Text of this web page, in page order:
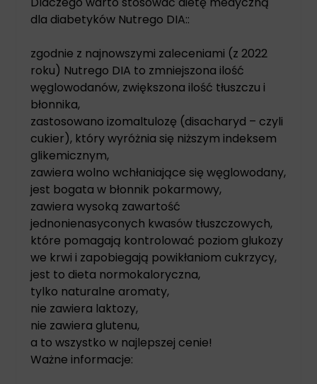
dla diabetyków Nutrego DIA::
zgodnie z najnowszymi zaleceniami (z 2022
roku) Nutrego DIA to zmniejszona ilość
węglowodanów, zwiększona ilość tłuszczu i
błonnika,
zastosowano izomaltulozę (disacharyd – czyli
cukier), który wyróżnia się niższym indeksem
glikemicznym,
zawiera wolno wchłaniające się węglowodany,
jest bogata w błonnik pokarmowy,
zawiera wysoką zawartość
jednonienasyconych kwasów tłuszczowych,
które pomagają kontrolować poziom glukozy
we krwi i zapobiegają powikłaniom cukrzycy,
jest to dieta normokaloryczna,
tylko naturalne aromaty,
nie zawiera laktozy,
nie zawiera glutenu,
a to wszystko w najlepszej cenie!
Ważne informacje: